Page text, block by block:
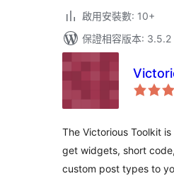
啟用安裝數: 10+
保證相容版本: 3.5.2
The Victorious Toolkit
get widgets, short
custom post types to